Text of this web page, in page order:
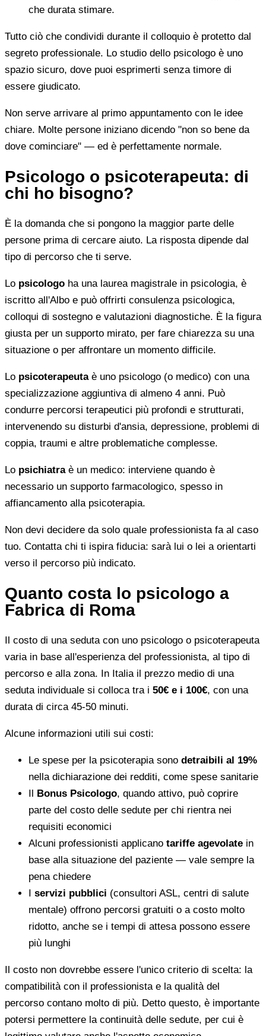
che durata stimare.
Tutto ciò che condividi durante il colloquio è protetto dal
segreto professionale. Lo studio dello psicologo è uno
spazio sicuro, dove puoi esprimerti senza timore di
essere giudicato.
Non serve arrivare al primo appuntamento con le idee
chiare. Molte persone iniziano dicendo "non so bene da
dove cominciare" — ed è perfettamente normale.
Psicologo o psicoterapeuta: di
chi ho bisogno?
È la domanda che si pongono la maggior parte delle
persone prima di cercare aiuto. La risposta dipende dal
tipo di percorso che ti serve.
Lo psicologo ha una laurea magistrale in psicologia, è
iscritto all'Albo e può offrirti consulenza psicologica,
colloqui di sostegno e valutazioni diagnostiche. È la figura
giusta per un supporto mirato, per fare chiarezza su una
situazione o per affrontare un momento difficile.
Lo psicoterapeutaè uno psicologo (o medico) con una
specializzazione aggiuntiva di almeno 4 anni. Può
condurre percorsi terapeutici più profondi e strutturati,
intervenendo su disturbi d'ansia, depressione, problemi di
coppia, traumi e altre problematiche complesse.
Lo psichiatraè un medico: interviene quando è
necessario un supporto farmacologico, spesso in
affiancamento alla psicoterapia.
Non devi decidere da solo quale professionista fa al caso
tuo. Contatta chi ti ispira fiducia: sarà lui o lei a orientarti
verso il percorso più indicato.
Quanto costa lo psicologo a
Fabrica di Roma
Il costo di una seduta con uno psicologo o psicoterapeuta
varia in base all'esperienza del professionista, al tipo di
percorso e alla zona. In Italia il prezzo medio di una
seduta individuale si colloca tra i 50€ e i 100€, con una
durata di circa 45-50 minuti.
Alcune informazioni utili sui costi:
Le spese per la psicoterapia sono detraibili al 19%
nella dichiarazione dei redditi, come spese sanitarie
Il Bonus Psicologo, quando attivo, può coprire
parte del costo delle sedute per chi rientra nei
requisiti economici
Alcuni professionisti applicano tariffe agevolate in
base alla situazione del paziente — vale sempre la
pena chiedere
I servizi pubblici (consultori ASL, centri di salute
mentale) offrono percorsi gratuiti o a costo molto
ridotto, anche se i tempi di attesa possono essere
più lunghi
Il costo non dovrebbe essere l'unico criterio di scelta: la
compatibilità con il professionista e la qualità del
percorso contano molto di più. Detto questo, è importante
potersi permettere la continuità delle sedute, per cui è